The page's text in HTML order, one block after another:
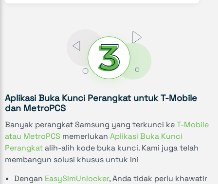
Aplikasi Buka Kunci Perangkat untuk T-Mobile
dan MetroPCS
Banyak perangkat Samsung yang terkunci keT-Mobile
atau MetroPCS memerlukan Aplikasi Buka Kunci
Perangkatalih-alih kode buka kunci. Kami juga telah
membangun solusi khusus untuk ini
Dengan EasySimUnlocker, Anda tidak perlu khawatir